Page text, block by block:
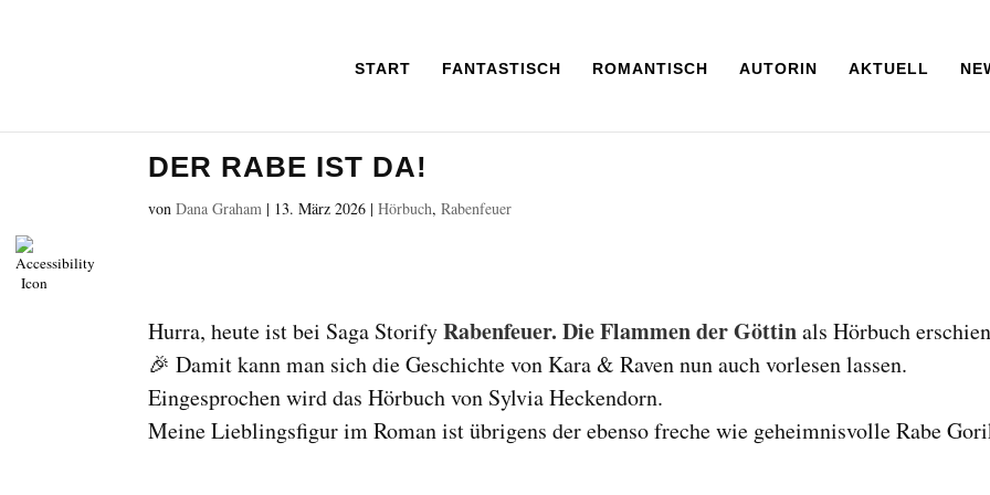
START FANTASTISCH ROMANTISCH AUTORIN AKTUELL
DER RABE IST DA!
vonDana Graham | 13. März 2026 |Hörbuch,Rabenfeuer
Hurra, heute ist bei Saga StorifyRabenfeuer. Die Flammen der Göttinals Hörbuch
🎉 Damit kann man sich die Geschichte von Kara & Raven nun auch vorlesen lassen.
Eingesprochen wird das Hörbuch von Sylvia Heckendorn.
Meine Lieblingsfigur im Roman ist übrigens der ebenso freche wie geheimnisvolle Rabe